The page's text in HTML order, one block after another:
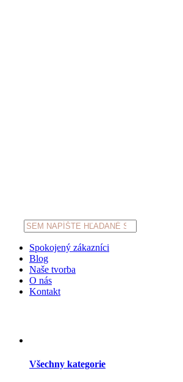
Products
search
Spokojený zákazníci
Blog
Naše tvorba
O nás
Kontakt
Všechny kategorie